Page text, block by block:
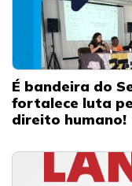
É bandeira do
fortalece luta
direito humano!